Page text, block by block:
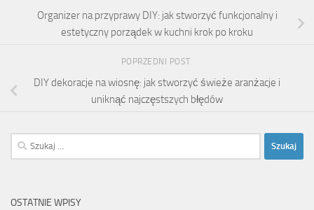
Organizer na przyprawy DIY: jak stworzyć funkcjonalny i
estetyczny porządek w kuchni krok po kroku
POPRZEDNI POST
DIY dekoracje na wiosnę: jak stworzyć świeże aranżacje i
uniknąć najczęstszych błędów
Szukaj:
OSTATNIE WPISY